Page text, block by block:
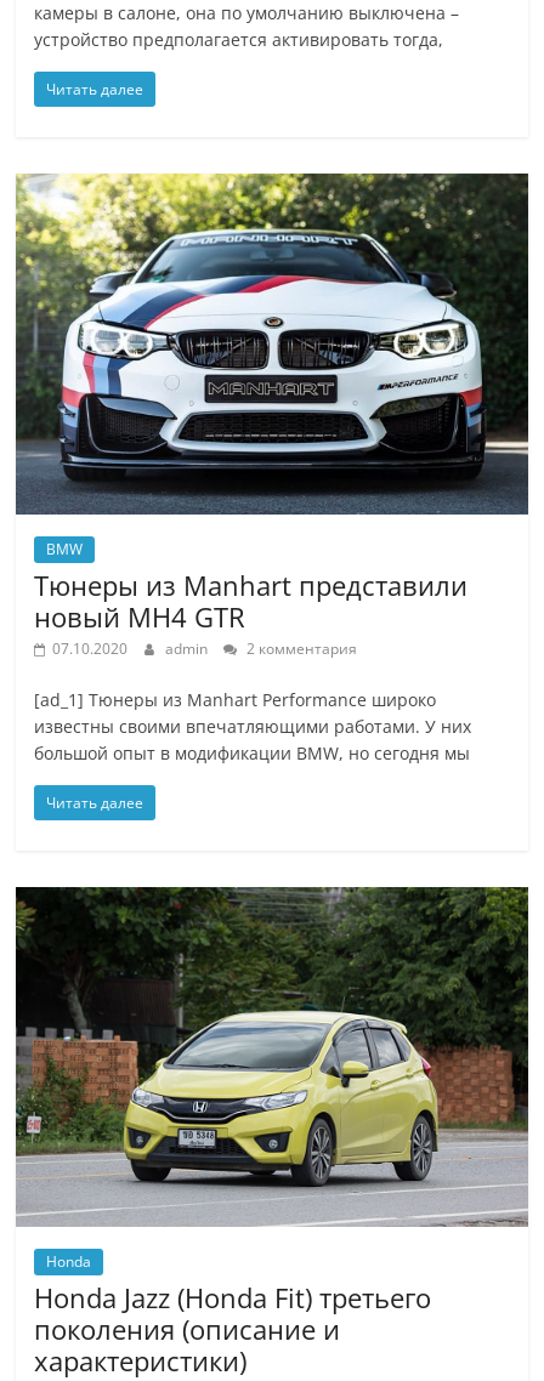
камеры в салоне, она по умолчанию выключена –
устройство предполагается активировать тогда,
Читать далее
BMW
Тюнеры из Manhart представили
новый MH4 GTR
07.10.2020 admin 2 комментария
[ad_1] Тюнеры из Manhart Performance широко
известны своими впечатляющими работами. У них
большой опыт в модификации BMW, но сегодня мы
Читать далее
Honda
Honda Jazz (Honda Fit) третьего
поколения (описание и
характеристики)